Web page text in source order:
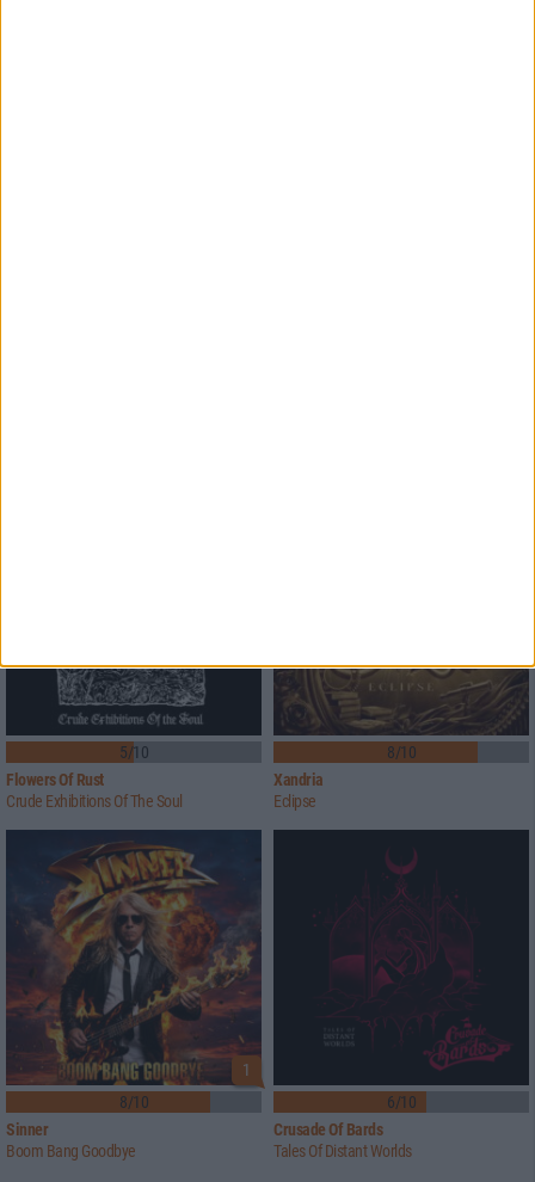
5/10
Flowers Of Rust
Crude Exhibitions Of The Soul
8/10
Xandria
Eclipse
1
8/10
Sinner
Boom Bang Goodbye
6/10
Crusade Of Bards
Tales Of Distant Worlds